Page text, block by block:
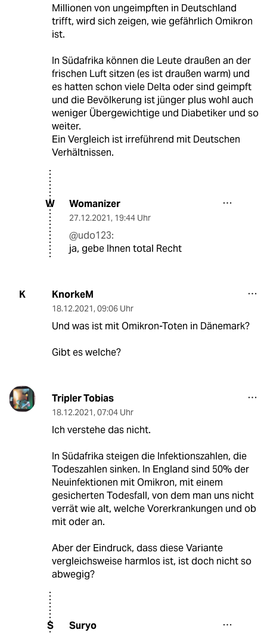
Millionen von ungeimpften in Deutschland
trifft, wird sich zeigen, wie gefährlich Omikron
ist.
In Südafrika können die Leute draußen an der
frischen Luft sitzen (es ist draußen warm) und
es hatten schon viele Delta oder sind geimpft
und die Bevölkerung ist jünger plus wohl auch
weniger Übergewichtige und Diabetiker und so
weiter.
Ein Vergleich ist irreführend mit Deutschen
Verhältnissen.
W Womanizer
27.12.2021, 19:44 Uhr
@udo123:
ja, gebe Ihnen total Recht
K KnorkeM
18.12.2021, 09:06 Uhr
Und was ist mit Omikron-Toten in Dänemark?
Gibt es welche?
Tripler Tobias
18.12.2021, 07:04 Uhr
Ich verstehe das nicht.
In Südafrika steigen die Infektionszahlen, die
Todeszahlen sinken. In England sind 50% der
Neuinfektionen mit Omikron, mit einem
gesicherten Todesfall, von dem man uns nicht
verrät wie alt, welche Vorerkrankungen und ob
mit oder an.
Aber der Eindruck, dass diese Variante
vergleichsweise harmlos ist, ist doch nicht so
abwegig?
S Suryo